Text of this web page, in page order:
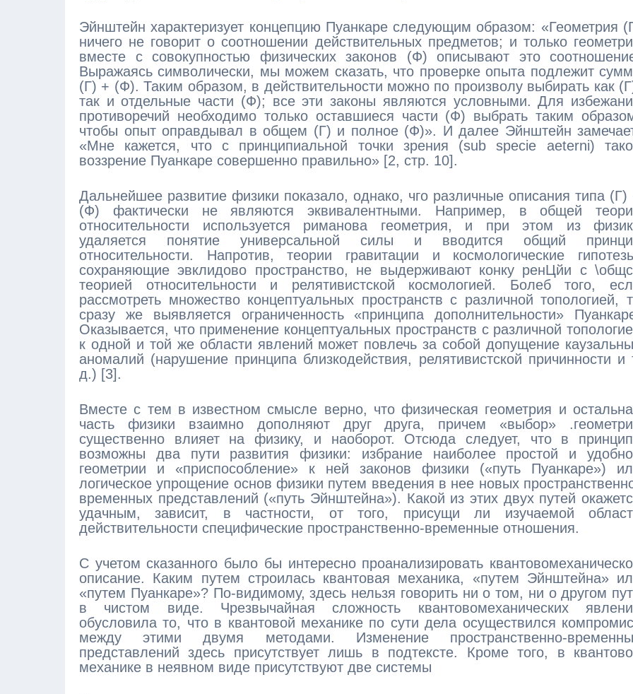
Эйнштейн характеризует концепцию Пуанкаре следующим образом: «Геометрия
ничего не говорит о соотношении действительных предметов; и только
вместе с совокупностью физических законов (Ф) описывают это
Выражаясь символически, мы можем сказать, что проверке опыта подлежит
(Г) + (Ф). Таким образом, в действительности можно по произволу выбирать как
так и отдельные части (Ф); все эти законы являются условными. Для
противоречий необходимо только оставшиеся части (Ф) выбрать таким
чтобы опыт оправдывал в общем (Г) и полное (Ф)». И далее Эйнштейн
«Мне кажется, что с принципиальной точки зрения (sub specie aeterni)
воззрение Пуанкаре совершенно правильно» [2, стр. 10].
Дальнейшее развитие физики показало, однако, чго различные описания типа (Г)
(Ф) фактически не являются эквивалентными. Например, в общей
относительности используется риманова геометрия, и при этом из
удаляется понятие универсальной силы и вводится общий
относительности. Напротив, теории гравитации и космологические
сохраняющие эвклидово пространство, не выдерживают конку ренЦйи с
теорией относительности и релятивистской космологией. Болеб того,
рассмотреть множество концептуальных пространств с различной топологией,
сразу же выявляется ограниченность «принципа дополнительности»
Оказывается, что применение концептуальных пространств с различной
к одной и той же области явлений может повлечь за собой допущение
аномалий (нарушение принципа близкодействия, релятивистской причинности и
д.) [3].
Вместе с тем в известном смысле верно, что физическая геометрия и
часть физики взаимно дополняют друг друга, причем «выбор»
существенно влияет на физику, и наоборот. Отсюда следует, что в
возможны два пути развития физики: избрание наиболее простой и
геометрии и «приспособление» к ней законов физики («путь Пуанкаре»)
логическое упрощение основ физики путем введения в нее новых
временных представлений («путь Эйнштейна»). Какой из этих двух путей
удачным, зависит, в частности, от того, присущи ли изучаемой
действительности специфические пространственно-временные отношения.
С учетом сказанного было бы интересно проанализировать
описание. Каким путем строилась квантовая механика, «путем Эйнштейна»
«путем Пуанкаре»? По-видимому, здесь нельзя говорить ни о том, ни о другом
в чистом виде. Чрезвычайная сложность квантовомеханических
обусловила то, что в квантовой механике по сути дела осуществился
между этими двумя методами. Изменение пространственно-
представлений здесь присутствует лишь в подтексте. Кроме того, в
механике в неявном виде присутствуют две системы